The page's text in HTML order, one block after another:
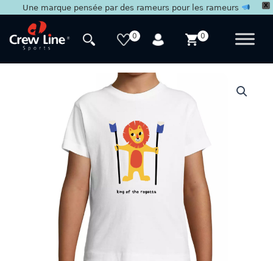
X
Une marque pensée par des rameurs pour les rameurs
contenu
0 0